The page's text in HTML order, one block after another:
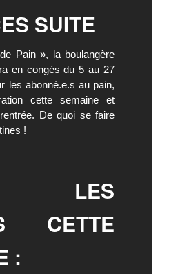
SUITE
Pain », la boulangère
en congés du 5 au 27
les abonné.e.s au pain,
cette semaine et
De quoi se faire
!
LES
CETTE
: